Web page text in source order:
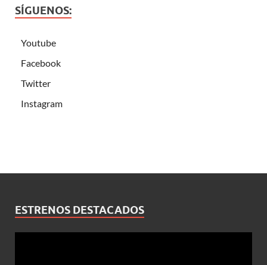
SÍGUENOS:
Youtube
Facebook
Twitter
Instagram
ESTRENOS DESTACADOS